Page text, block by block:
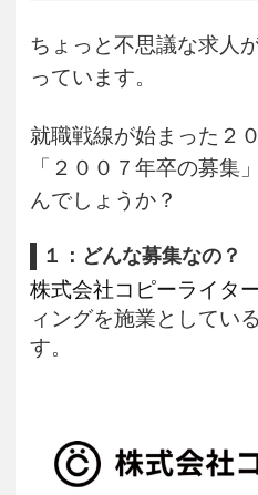
ちょっと不思議な求人
っています。
就職戦線が始まった２
「２００７年卒の募集
んでしょうか？
１：どんな募集なの？
株式会社コピーライタ
ィングを施業としてい
す。